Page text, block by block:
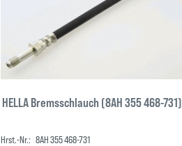
HELLA Bremsschlauch (8AH 355 468-731)
Hrst.-Nr.: 8AH 355 468-731